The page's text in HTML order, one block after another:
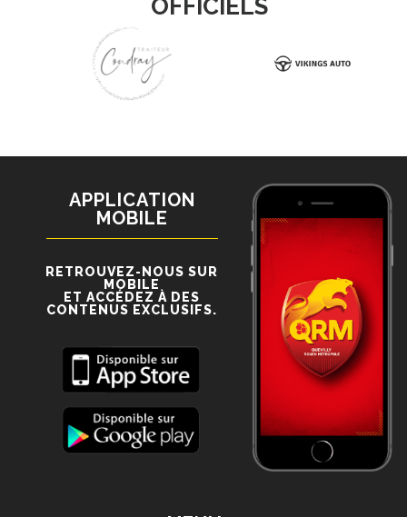
OFFICIELS
APPLICATION
MOBILE
RETROUVEZ-NOUS SUR
MOBILE
ET ACCÉDEZ À DES
CONTENUS EXCLUSIFS.